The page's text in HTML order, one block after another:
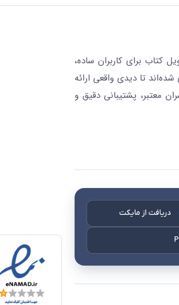
کتاب برای کاربران ساده،
تا دیدی واقعی ارائه
معتبر، پشتیبانی دقیق و
دریافت از مایکت